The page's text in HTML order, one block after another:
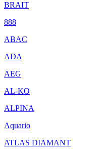
BRAIT
888
ABAC
ADA
AEG
AL-KO
ALPINA
Aquario
ATLAS DIAMANT